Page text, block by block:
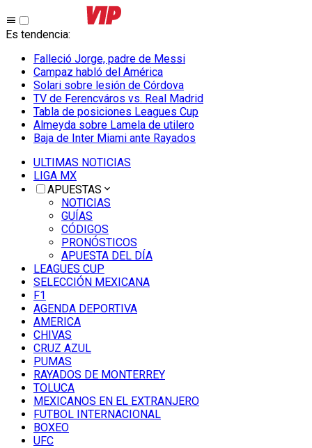
Es tendencia:
Falleció Jorge, padre de Messi
Campaz habló del América
Solari sobre lesión de Córdova
TV de Ferencváros vs. Real Madrid
Tabla de posiciones Leagues Cup
Almeyda sobre Lamela de utilero
Baja de Inter Miami ante Rayados
ULTIMAS NOTICIAS
LIGA MX
APUESTAS
NOTICIAS
GUÍAS
CÓDIGOS
PRONÓSTICOS
APUESTA DEL DÍA
LEAGUES CUP
SELECCIÓN MEXICANA
F1
AGENDA DEPORTIVA
AMERICA
CHIVAS
CRUZ AZUL
PUMAS
RAYADOS DE MONTERREY
TOLUCA
MEXICANOS EN EL EXTRANJERO
FUTBOL INTERNACIONAL
BOXEO
UFC